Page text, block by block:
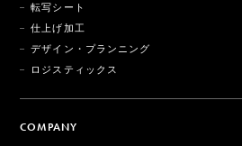
転写シート
仕上げ加工
デザイン・プランニング
ロジスティックス
COMPANY